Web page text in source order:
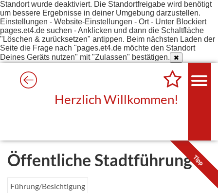
Standort wurde deaktiviert. Die Standortfreigabe wird benötigt
um bessere Ergebnisse in deiner Umgebung darzustellen.
Einstellungen - Website-Einstellungen - Ort - Unter Blockiert
pages.et4.de suchen - Anklicken und dann die Schaltfläche
"Löschen & zurücksetzen" antippen. Beim nächsten Laden der
Seite die Frage nach "pages.et4.de möchte den Standort
Deines Geräts nutzen" mit "Zulassen" bestätigen.
Herzlich Willkommen!
Öffentliche StadtführungTipp
Führung/Besichtigung